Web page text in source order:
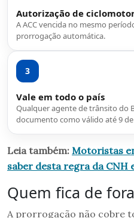
Autorização de
A ACC vencida no mesmo
prorrogação automática.
3
Vale em todo o país
Qualquer agente de trânsito do
documento como válido até 9
Leia também: Motoristas
saber desta regra da CNH
Quem fica de
A prorrogação não cobre